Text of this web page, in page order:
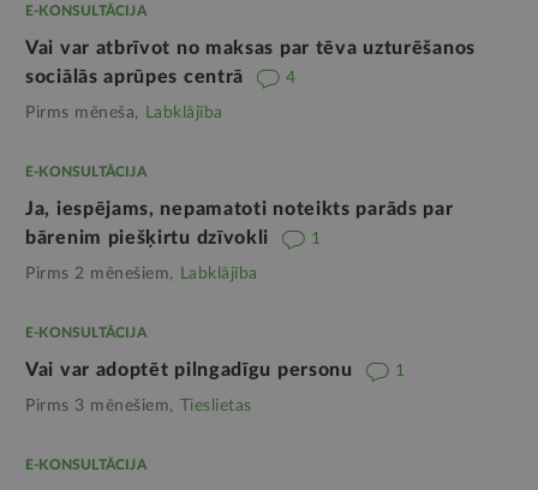
E-KONSULTĀCIJA
Vai var atbrīvot no maksas par tēva uzturēšanos
sociālās aprūpes centrā
4
Pirms mēneša, Labklājība
E-KONSULTĀCIJA
Ja, iespējams, nepamatoti noteikts parāds par
bārenim piešķirtu dzīvokli
1
Pirms 2 mēnešiem, Labklājība
E-KONSULTĀCIJA
Vai var adoptēt pilngadīgu personu 1
Pirms 3 mēnešiem, Tieslietas
E-KONSULTĀCIJA